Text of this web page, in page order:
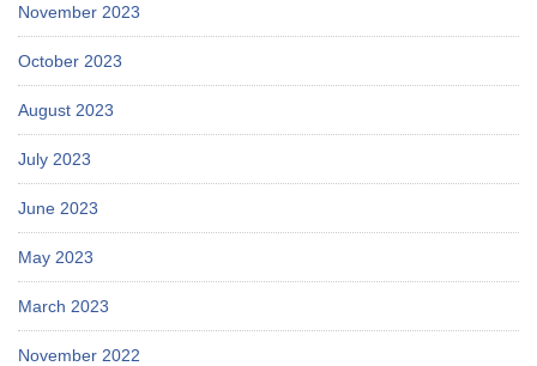
November 2023
October 2023
August 2023
July 2023
June 2023
May 2023
March 2023
November 2022